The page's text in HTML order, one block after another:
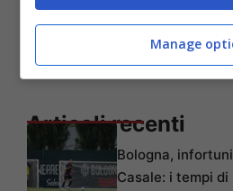
Articoli recenti
Bologna,
Casale: i tempi
Manage